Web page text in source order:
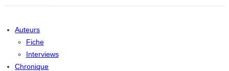
Auteurs
Fiche
Interviews
Chronique